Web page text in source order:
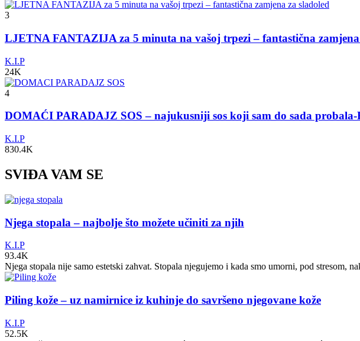
3
LJETNA FANTAZIJA za 5 minuta na vašoj trpezi – fantastična zamjena
K.I.P
24K
4
DOMAĆI PARADAJZ SOS – najukusniji sos koji sam do sada
K.I.P
830.4K
SVIĐA VAM SE
Njega stopala – najbolje što možete učiniti za njih
K.I.P
93.4K
Njega stopala nije samo estetski zahvat. Stopala njegujemo i kada smo umorni, pod stresom,
Piling kože – uz namirnice iz kuhinje do savršeno njegovane kože
K.I.P
52.5K